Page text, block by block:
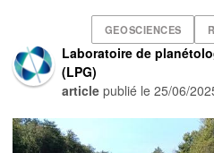
GEOSCIENCES
Laboratoire de
(LPG)
article publié le25/06/